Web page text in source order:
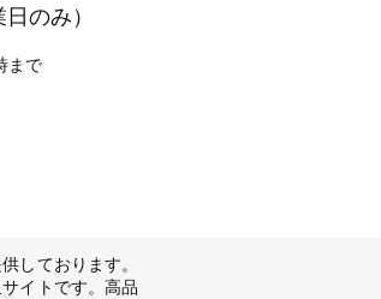
のみ）
まで
しております。
イトです。高品